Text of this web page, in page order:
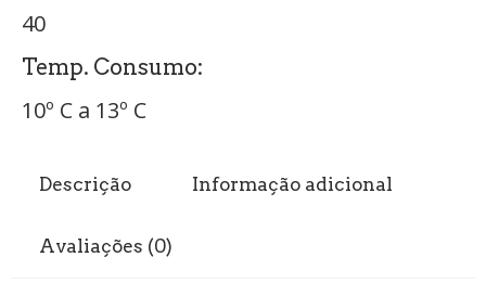
40
Temp. Consumo:
10º C a 13º C
Descrição Informação adicional
Avaliações (0)